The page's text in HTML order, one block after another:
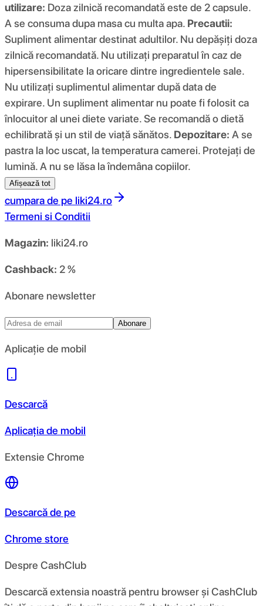
utilizare: Doza zilnică recomandată este de 2 capsule.
A se consuma dupa masa cu multa apa. Precautii:
Supliment alimentar destinat adultilor. Nu depășiți doza
zilnică recomandată. Nu utilizați preparatul în caz de
hipersensibilitate la oricare dintre ingredientele sale.
Nu utilizați suplimentul alimentar după data de
expirare. Un supliment alimentar nu poate fi folosit ca
înlocuitor al unei diete variate. Se recomandă o dietă
echilibrată și un stil de viață sănătos. Depozitare: A se
pastra la loc uscat, la temperatura camerei. Protejați de
lumină. A nu se lăsa la îndemâna copiilor.
Afișează tot
cumpara de pe liki24.ro
Termeni si Conditii
Magazin: liki24.ro
Cashback: 2 %
Abonare newsletter
Abonare
Aplicație de mobil
Descarcă
Aplicația de mobil
Extensie Chrome
Descarcă de pe
Chrome store
Despre CashClub
Descarcă extensia noastră pentru browser și CashClub